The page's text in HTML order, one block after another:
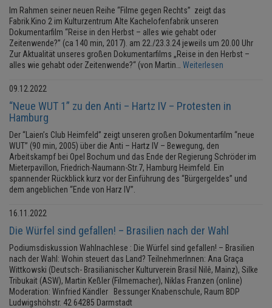
Im Rahmen seiner neuen Reihe “Filme gegen Rechts” zeigt das
Fabrik.Kino 2 im Kulturzentrum Alte Kachelofenfabrik unseren
Dokumentarfilm “Reise in den Herbst – alles wie gehabt oder
Zeitenwende?” (ca 140 min, 2017). am 22./23.3.24 jeweils um 20.00 Uhr
Zur Aktualität unseres großen Dokumentarfilms „Reise in den Herbst –
alles wie gehabt oder Zeitenwende?“ (von Martin… Weiterlesen
09.12.2022
“Neue WUT 1” zu den Anti – Hartz IV – Protesten in
Hamburg
Der “Laien’s Club Heimfeld” zeigt unseren großen Dokumentarfilm “neue
WUT” (90 min, 2005) über die Anti – Hartz IV – Bewegung, den
Arbeitskampf bei Opel Bochum und das Ende der Regierung Schröder im
Mieterpavillon, Friedrich-Naumann-Str.7, Hamburg Heimfeld. Ein
spannender Rückblick kurz vor der Einführung des “Bürgergeldes” und
dem angeblichen “Ende von Harz IV”.
16.11.2022
Die Würfel sind gefallen! – Brasilien nach der Wahl
Podiumsdiskussion Wahlnachlese : Die Würfel sind gefallen! – Brasilien
nach der Wahl: Wohin steuert das Land? TeilnehmerInnen: Ana Graça
Wittkowski (Deutsch- Brasilianischer Kulturverein Brasil Nilê, Mainz), Silke
Tribukait (ASW), Martin Keßler (Filmemacher), Niklas Franzen (online)
Moderation: Winfried Kändler Bessunger Knabenschule, Raum BDP
Ludwigshöhstr. 42 64285 Darmstadt